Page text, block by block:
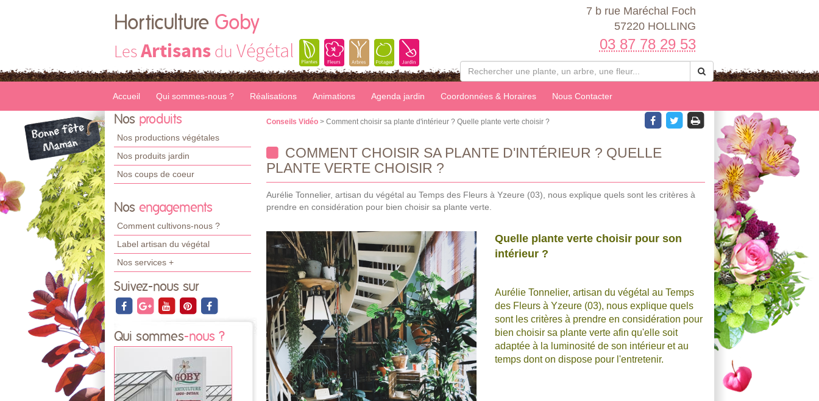
Horticulture Goby
LesArtisans du Végétal
7 b rue Maréchal Foch
57220 HOLLING
03 87 78 29 53
Accueil Qui sommes-nous ? Réalisations Animations Agenda jardin Coordonnées & Horaires Nous Contacter
Nos produits
Nos productions végétales
Nos produits jardin
Nos coups de coeur
Nos engagements
Comment cultivons-nous ?
Label artisan du végétal
Nos services +
Suivez-nous sur
Qui sommes-nous ?
Conseils Vidéo > Comment choisir sa plante d'intérieur ? Quelle plante verte choisir ?
COMMENT CHOISIR SA PLANTE D'INTÉRIEUR ? QUELLE
PLANTE VERTE CHOISIR ?
Aurélie Tonnelier, artisan du végétal au Temps des Fleurs à Yzeure (03), nous explique quels sont les critères à
prendre en considération pour bien choisir sa plante verte.
Quelle plante verte choisir pour son
intérieur ?
Aurélie Tonnelier, artisan du végétal au Temps
des Fleurs à Yzeure (03), nous explique quels
sont les critères à prendre en considération pour
bien choisir sa plante verte afin qu'elle soit
adaptée à la luminosité de son intérieur et au
temps dont on dispose pour l'entretenir.